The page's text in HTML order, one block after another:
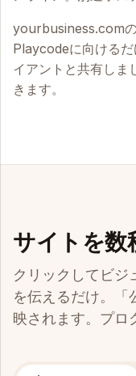
yourbusiness.com
Playcodeに向ける
イアントと共有しま
きます。
サイトを数
クリックしてビジ
を伝えるだけ。「
映されます。プロ